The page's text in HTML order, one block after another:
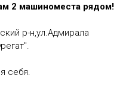
2 машиноместа рядом!
р-н,ул.Адмирала
себя.